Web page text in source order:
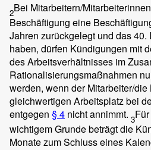
2Bei Mitarbeitern/
Beschäftigung eine
Jahren zurückgelegt und das
haben, dürfen Kündigungen mit
des Arbeitsverhältnisses im
Rationalisierungsmaßnahmen
werden, wenn der Mitarbeiter/
gleichwertigen Arbeitsplatz bei
entgegen § 4 nicht annimmt. 3
wichtigem Grunde beträgt die
Monate zum Schluss eines